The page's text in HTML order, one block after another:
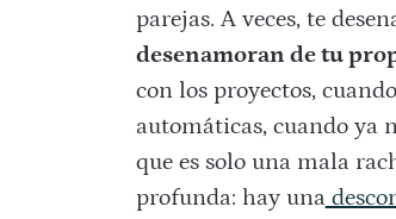
parejas. A veces, te
desenamoran de tu
con los proyectos,
automáticas, cuando ya
que es solo una mala
profunda: hay una